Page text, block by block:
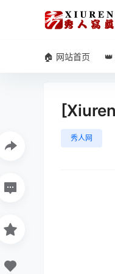
🏠 网站首页
秀人网